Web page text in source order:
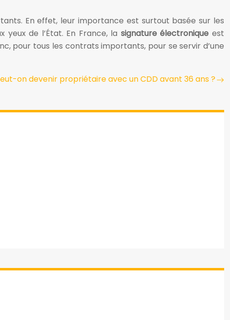
En effet, leur importance est surtout basée sur les
de l’État. En France, la signature électronique est
pour tous les contrats importants, pour se servir d’une
on devenir propriétaire avec un CDD avant 36 ans ?